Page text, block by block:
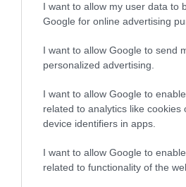
I want to allow my user data to
Google for online advertising
I want to allow Google to send
personalized advertising.
I want to allow Google to
related to analytics like cookies
device identifiers in apps.
I want to allow Google to
related to functionality of the